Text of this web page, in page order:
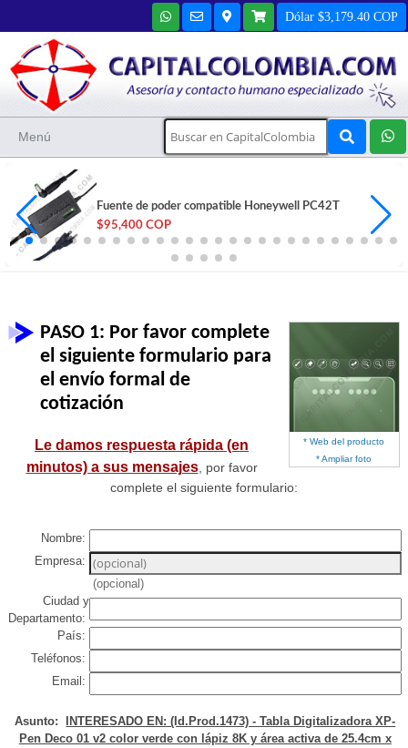
Dólar $3,179.40 COP
Menú
Fuente de poder compatible Honeywell PC42T
$95,400 COP
* Web del producto
* Ampliar foto
PASO 1: Por favor complete
el siguiente formulario para
el envío formal de
cotización
Le damos respuesta rápida (en
minutos) a sus mensajes, por favor
complete el siguiente formulario:
Nombre:
Empresa:
(opcional)
Ciudad y
Departamento:
País:
Teléfonos:
Email:
Asunto:
INTERESADO EN: (Id.Prod.1473) - Tabla Digitalizadora XP-
Pen Deco 01 v2 color verde con lápiz 8K y área activa de 25.4cm x